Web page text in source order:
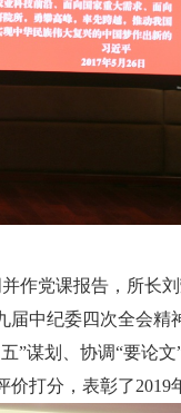
作党课报告，所长
中纪委四次全会精
谋划、协调“要论文
打分，表彰了2019